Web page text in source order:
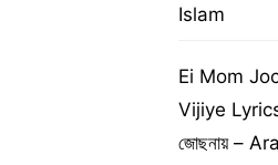
Islam
Ei Mom
Vijiye
জোছনায় –